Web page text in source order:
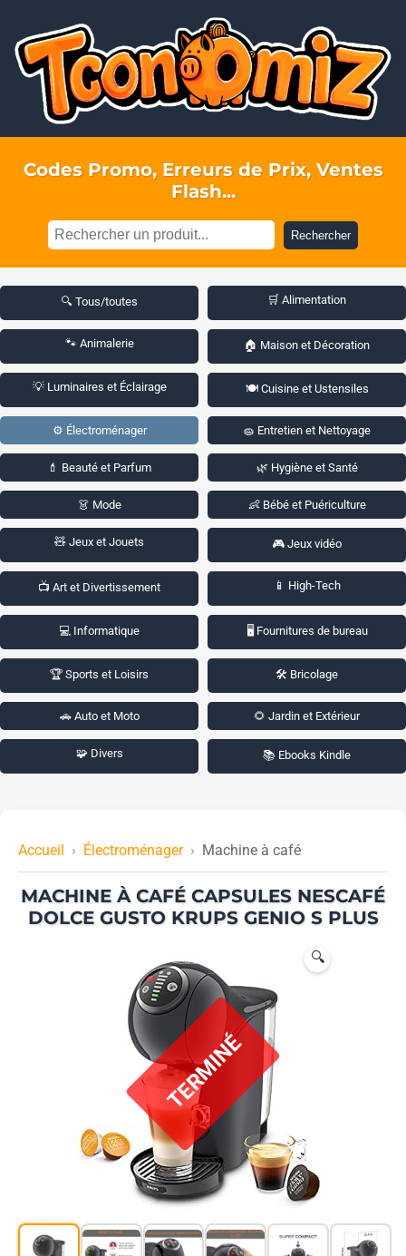
Codes Promo, Erreurs de Prix, Ventes
Flash...
Rechercher
🔍 Tous/toutes 🛒 Alimentation
🐾 Animalerie 🏠 Maison et Décoration
💡 Luminaires et Éclairage 🍽️ Cuisine et Ustensiles
⚙️ Électroménager 🧽 Entretien et Nettoyage
💄 Beauté et Parfum 🌿 Hygiène et Santé
👗 Mode 👶 Bébé et Puériculture
🧸 Jeux et Jouets 🎮 Jeux vidéo
📺 Art et Divertissement 📱 High-Tech
💻 Informatique 🖥️ Fournitures de bureau
🏆 Sports et Loisirs 🛠️ Bricolage
🚗 Auto et Moto 🌻 Jardin et Extérieur
🧩 Divers 📚 Ebooks Kindle
Accueil Électroménager Machine à café
MACHINE À CAFÉ CAPSULES NESCAFÉ
DOLCE GUSTO KRUPS GENIO S PLUS
T
E
R
M
I
N
É
🔍